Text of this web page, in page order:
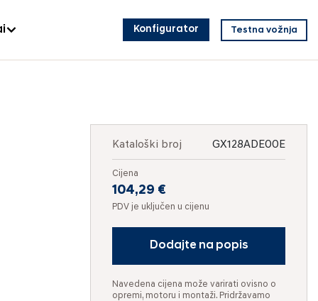
Konfigurator Testna vožnja
Kataloški broj GX128ADE00E
Cijena
104,29 €
PDV je uključen u cijenu
Dodajte na popis
Navedena cijena može varirati ovisno o
opremi, motoru i montaži. Pridržavamo